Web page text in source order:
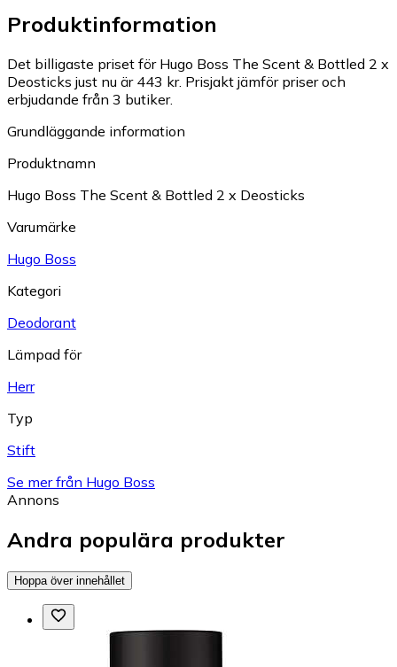
Produktinformation
Det billigaste priset för Hugo Boss The Scent & Bottled 2 x
Deosticks just nu är 443 kr. Prisjakt jämför priser och
erbjudande från 3 butiker.
Grundläggande information
Produktnamn
Hugo Boss The Scent & Bottled 2 x Deosticks
Varumärke
Hugo Boss
Kategori
Deodorant
Lämpad för
Herr
Typ
Stift
Se mer från Hugo Boss
Annons
Andra populära produkter
Hoppa över innehållet